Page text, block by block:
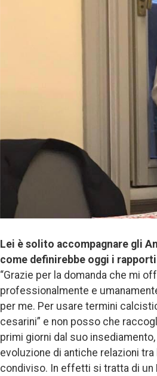
Lei è solito accompagnare gli
come definirebbe oggi i
“Grazie per la domanda che mi
professionalmente e
per me. Per usare termini
cesarini” e non posso che
primi giorni dal suo
evoluzione di antiche relazioni
condiviso. In effetti si tratta di un